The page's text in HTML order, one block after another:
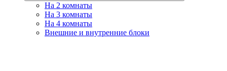
На 2 комнаты
На 3 комнаты
На 4 комнаты
Внешние и внутренние блоки